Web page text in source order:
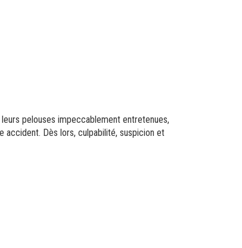
pelouses impeccablement entretenues,
accident. Dès lors, culpabilité, suspicion et